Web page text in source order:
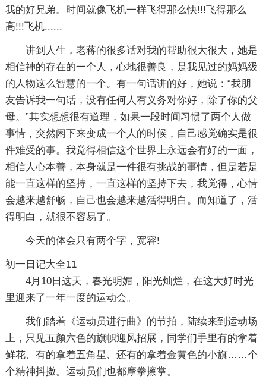
我的好兄弟。时间就像飞机一样飞得那么快!!!飞得那么
高!!!飞机......
讲到人生，老蒋的很多话对我的帮助很大很大，她是
相信神的存在的一个人，心地很善良，是我见过的妈妈级
的人物这么智慧的一个。有一句话讲的好，她说：“我朋
友告诉我一句话，没有任何人有义务对你好，除了你的父
母。”其实想想很有道理，如果一段时间习惯了两个人做
事情，突然闲下来变成一个人的时候，自己感觉确实是很
件难受的事。我觉得相信这个世界上永远会有好的一面，
相信人心本善，本身就是一件很有挑战的事情，但是若是
能一直这样的坚持，一直这样的坚持下去，我觉得，心情
会越来越舒畅，自己也会越来越活得明白。而知道了，活
得明白，就很不容易了。
今天的体会只有两个字，宽容!
初一日记大全11
4月10日这天，春光明媚，阳光灿烂，在这大好时光
里迎来了一年一度的运动会。
我们踏着《运动员进行曲》的节拍，陆续来到运动场
上，只见五颜六色的旗帜迎风招展，同学们手里有的拿着
鲜花、有的拿着五角星、还有的拿着金黄色的小旗……个
个精神抖擞。运动员们也都摩拳擦掌。